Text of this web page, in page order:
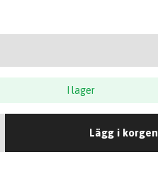
I lager
Lägg i korgen